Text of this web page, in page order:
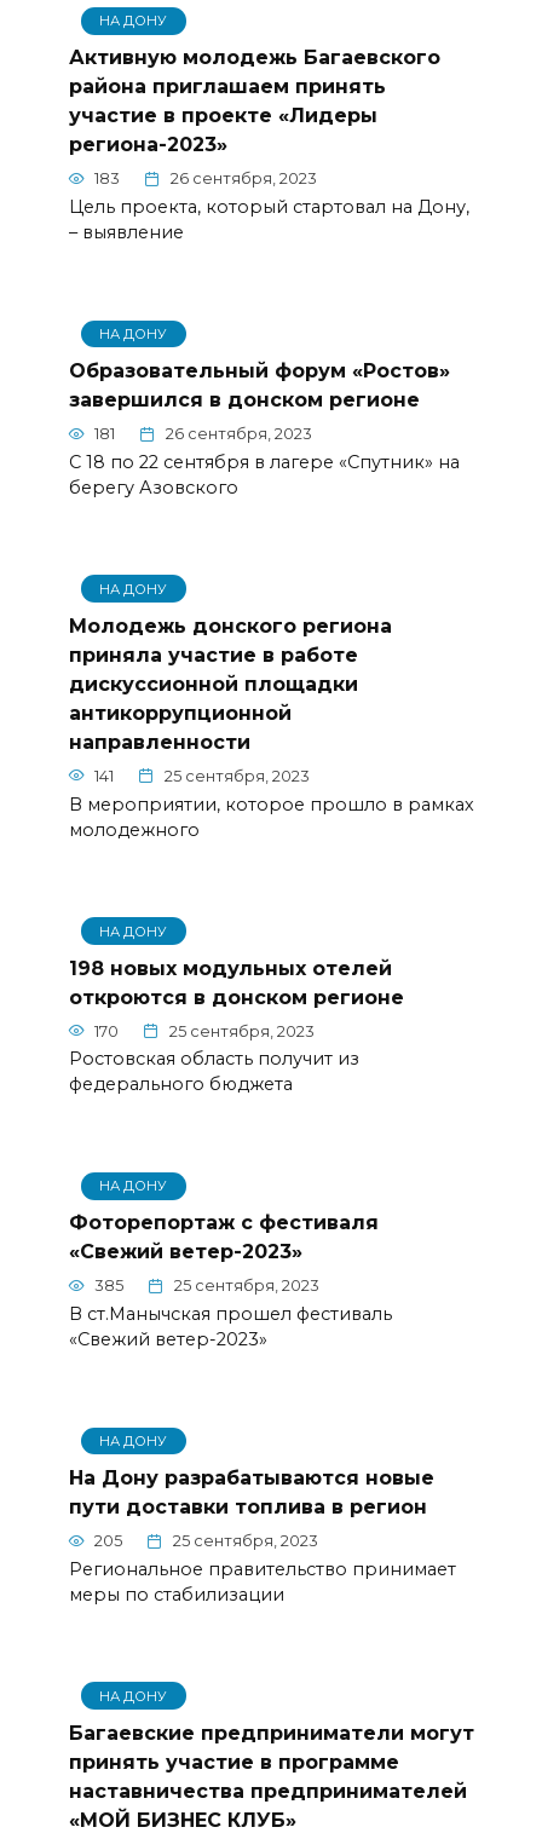
НА ДОНУ
Активную молодежь Багаевского
района приглашаем принять
участие в проекте «Лидеры
региона-2023»
183 26 сентября, 2023
Цель проекта, который стартовал на Дону,
– выявление
НА ДОНУ
Образовательный форум «Ростов»
завершился в донском регионе
181 26 сентября, 2023
С 18 по 22 сентября в лагере «Спутник» на
берегу Азовского
НА ДОНУ
Молодежь донского региона
приняла участие в работе
дискуссионной площадки
антикоррупционной
направленности
141 25 сентября, 2023
В мероприятии, которое прошло в рамках
молодежного
НА ДОНУ
198 новых модульных отелей
откроются в донском регионе
170 25 сентября, 2023
Ростовская область получит из
федерального бюджета
НА ДОНУ
Фоторепортаж с фестиваля
«Свежий ветер-2023»
385 25 сентября, 2023
В ст.Манычская прошел фестиваль
«Свежий ветер-2023»
НА ДОНУ
На Дону разрабатываются новые
пути доставки топлива в регион
205 25 сентября, 2023
Региональное правительство принимает
меры по стабилизации
НА ДОНУ
Багаевские предприниматели могут
принять участие в программе
наставничества предпринимателей
«МОЙ БИЗНЕС КЛУБ»